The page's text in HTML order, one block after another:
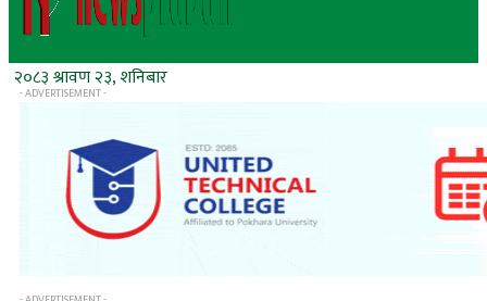
२०८३ श्रावण २३, शनिबार
- ADVERTISEMENT -